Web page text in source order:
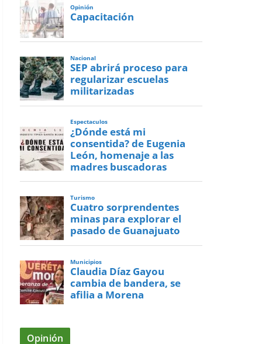
Opinión
Capacitación
Nacional
SEP abrirá proceso para
regularizar escuelas
militarizadas
Espectaculos
¿Dónde está mi
consentida? de Eugenia
León, homenaje a las
madres buscadoras
Turismo
Cuatro sorprendentes
minas para explorar el
pasado de Guanajuato
Municipios
Claudia Díaz Gayou
cambia de bandera, se
afilia a Morena
Opinión